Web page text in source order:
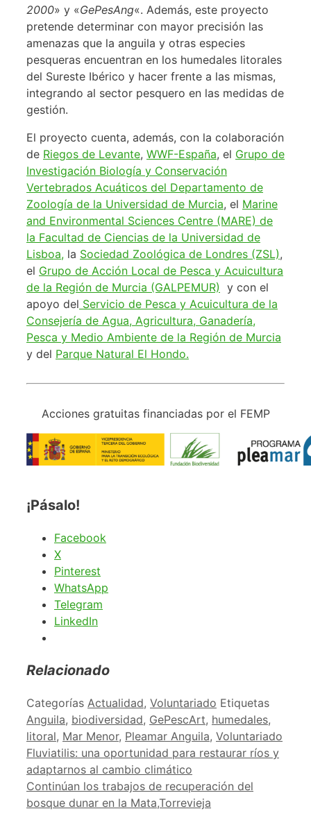
2000» y «GePesAng«. Además, este proyecto
pretende determinar con mayor precisión las
amenazas que la anguila y otras especies
pesqueras encuentran en los humedales litorales
del Sureste Ibérico y hacer frente a las mismas,
integrando al sector pesquero en las medidas de
gestión.
El proyecto cuenta, además, con la colaboración
de Riegos de Levante, WWF-España, el Grupo de
Investigación Biología y Conservación
Vertebrados Acuáticos del Departamento de
Zoología de la Universidad de Murcia, el Marine
and Environmental Sciences Centre (MARE) de
la Facultad de Ciencias de la Universidad de
Lisboa, la Sociedad Zoológica de Londres (ZSL),
el Grupo de Acción Local de Pesca y Acuicultura
de la Región de Murcia (GALPEMUR) y con el
apoyo del Servicio de Pesca y Acuicultura de la
Consejería de Agua, Agricultura, Ganadería,
Pesca y Medio Ambiente de la Región de Murcia
y del Parque Natural El Hondo.
Acciones gratuitas financiadas por el FEMP
¡Pásalo!
Facebook
X
Pinterest
WhatsApp
Telegram
LinkedIn
Relacionado
Categorías Actualidad, Voluntariado Etiquetas
Anguila, biodiversidad, GePescArt, humedales,
litoral, Mar Menor, Pleamar Anguila, Voluntariado
Fluviatilis: una oportunidad para restaurar ríos y
adaptarnos al cambio climático
Continúan los trabajos de recuperación del
bosque dunar en la Mata,Torrevieja